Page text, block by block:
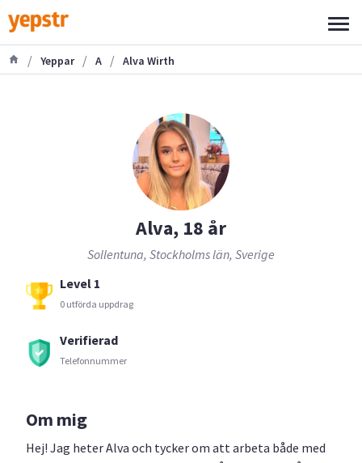
/ Yeppar / A / Alva Wirth
Alva, 18 år
Sollentuna, Stockholms län, Sverige
Level 1
0 utförda uppdrag
Verifierad
Telefonnummer
Om mig
Hej! Jag heter Alva och tycker om att arbeta både med